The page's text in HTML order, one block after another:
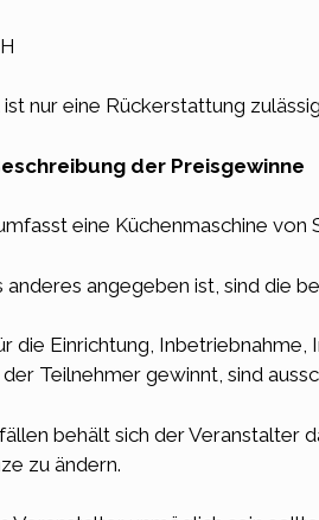
ist nur eine Rückerstattung
der Preisgewinne
eine Küchenmaschine von
anderes angegeben ist, sind die
die Einrichtung,
Teilnehmer gewinnt, sind
behält sich der Veranstalter
zu ändern.